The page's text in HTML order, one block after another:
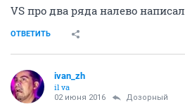
VS про два ряда налево написал
ОТВЕТИТЬ
ivаn_zh
il va
02 июня 2016 Дозорный